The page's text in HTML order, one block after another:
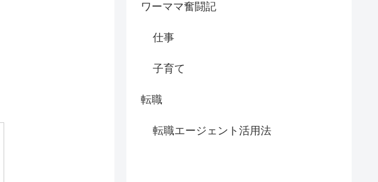
ワーママ奮闘記
仕事
子育て
転職
転職エージェント活用法